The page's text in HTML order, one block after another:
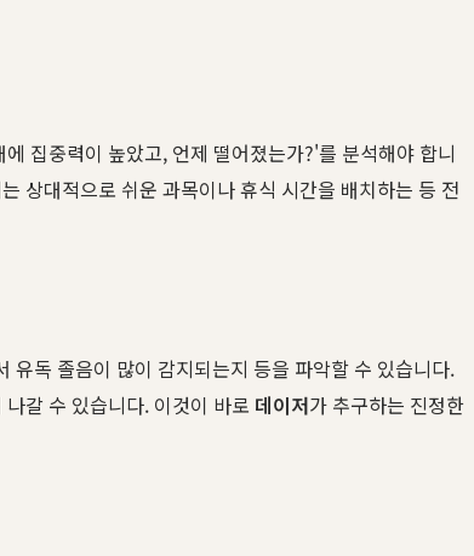
집중력이 높았고, 언제 떨어졌는가?'를 분석해야 합니
상대적으로 쉬운 과목이나 휴식 시간을 배치하는 등 전
유독 졸음이 많이 감지되는지 등을 파악할 수 있습니다.
갈 수 있습니다. 이것이 바로 데이저가 추구하는 진정한